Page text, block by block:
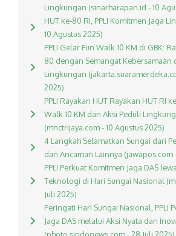
Lingkungan (sinarharapan.id - 10
HUT ke-80 RI, PPLI Komitmen Jaga
10 Agustus 2025)
PPLI Gelar Fun Walk 10 KM di GBK:
80 dengan Semangat Kebersamaan
Lingkungan
2025)
PPLI Rayakan HUT Rayakan HUT RI
Walk 10 KM dan Aksi Peduli
(mnctrijaya.com - 10 Agustus 2025)
4 Langkah Selamatkan Sungai dari
dan Ancaman Lainnya (jawapos.com
PPLI Perkuat Komitmen Jaga DAS
Teknologi di Hari Sungai Nasional
Juli 2025)
Peringati Hari Sungai Nasional, PPLI
Jaga DAS melalui Aksi Nyata dan